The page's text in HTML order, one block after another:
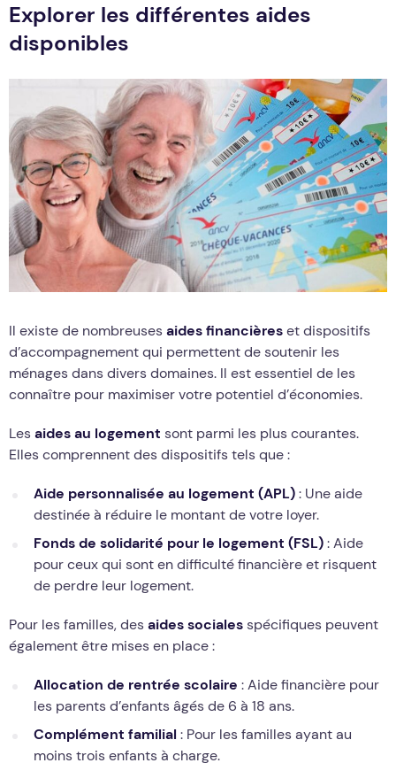
Explorer les différentes aides
disponibles
Il existe de nombreusesaides financièreset dispositifs
d’accompagnement qui permettent de soutenir les
ménages dans divers domaines. Il est essentiel de les
connaître pour maximiser votre potentiel d’économies.
Lesaides au logement sont parmi les plus courantes.
Elles comprennent des dispositifs tels que :
Aide personnalisée au logement (APL): Une aide
destinée à réduire le montant de votre loyer.
Fonds de solidarité pour le logement (FSL): Aide
pour ceux qui sont en difficulté financière et risquent
de perdre leur logement.
Pour les familles, desaides socialesspécifiques peuvent
également être mises en place :
Allocation de rentrée scolaire : Aide financière pour
les parents d’enfants âgés de 6 à 18 ans.
Complément familial : Pour les familles ayant au
moins trois enfants à charge.